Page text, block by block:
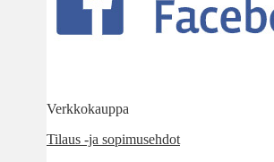
Verkkokauppa
Tilaus -ja sopimusehdot